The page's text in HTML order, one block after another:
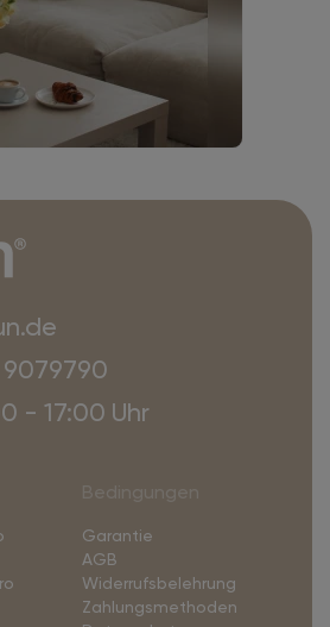
- 17:00 Uhr
Garantie
AGB
Widerrufsbelehrung
Zahlungsmethoden